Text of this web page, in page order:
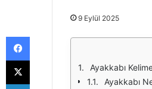
9 Eylül 2025
Ayakkabı
Ayakkabı
Facebook
X
LinkedIn